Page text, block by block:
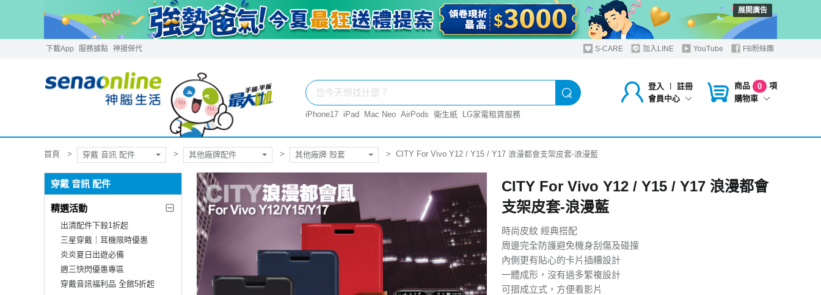
展開廣告
下載App 服務據點 神揚保代 S-CARE 加入LINE YouTube FB粉絲團
登入 ︱
註冊
會員中心
商品 0
項
購物車
iPhone17 iPad Mac Neo AirPods 衛生紙 LG家電租賃服務
首頁 穿戴 音訊 配件 其他廠牌配件 其他廠牌 殼套 CITY For Vivo Y12 / Y15 / Y17 浪漫都會支架皮套-浪漫藍
穿戴 音訊 配件
精選活動
出清配件下殺1折起
三星穿戴｜耳機限時優惠
炎炎夏日出遊必備
週三快閃優惠專區
穿戴音訊福利品 全館5折起
CITY For Vivo Y12 / Y15 / Y17 浪漫都會
支架皮套-浪漫藍
時尚皮紋 經典搭配
周邊完全防護避免機身刮傷及碰撞
內側更有貼心的卡片插糟設計
一體成形，沒有過多繁複設計
可摺成立式，方便看影片